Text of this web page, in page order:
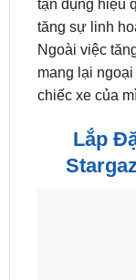
tận dụng hiệu
tăng sự linh
Ngoài việc
mang lại
chiếc xe của
Lắp